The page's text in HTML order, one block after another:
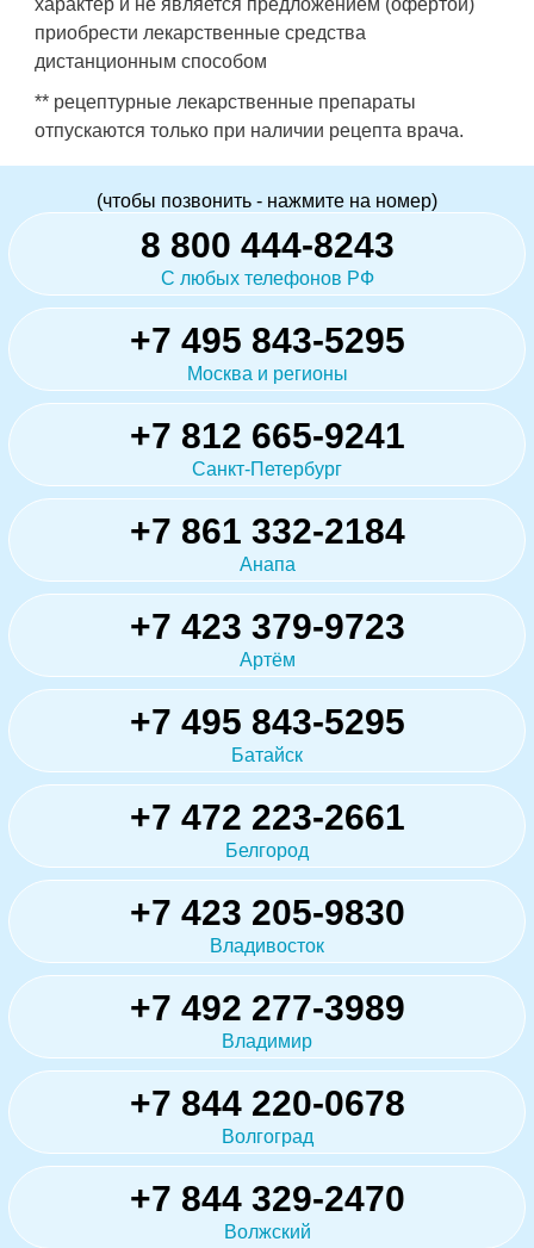
характер и не является предложением (офертой)
приобрести лекарственные средства
дистанционным способом
** рецептурные лекарственные препараты
отпускаются только при наличии рецепта врача.
(чтобы позвонить - нажмите на номер)
8 800 444-8243
С любых телефонов РФ
+7 495 843-5295
Москва и регионы
+7 812 665-9241
Санкт-Петербург
+7 861 332-2184
Анапа
+7 423 379-9723
Артём
+7 495 843-5295
Батайск
+7 472 223-2661
Белгород
+7 423 205-9830
Владивосток
+7 492 277-3989
Владимир
+7 844 220-0678
Волгоград
+7 844 329-2470
Волжский